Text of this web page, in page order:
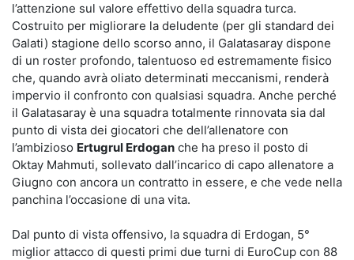
l’attenzione sul valore effettivo della squadra turca.
Costruito per migliorare la deludente (per gli standard dei
Galati) stagione dello scorso anno, il Galatasaray dispone
di un roster profondo, talentuoso ed estremamente fisico
che, quando avrà oliato determinati meccanismi, renderà
impervio il confronto con qualsiasi squadra. Anche perché
il Galatasaray è una squadra totalmente rinnovata sia dal
punto di vista dei giocatori che dell’allenatore con
l’ambizioso Ertugrul Erdogan che ha preso il posto di
Oktay Mahmuti, sollevato dall’incarico di capo allenatore a
Giugno con ancora un contratto in essere, e che vede nella
panchina l’occasione di una vita.
Dal punto di vista offensivo, la squadra di Erdogan, 5°
miglior attacco di questi primi due turni di EuroCup con 88